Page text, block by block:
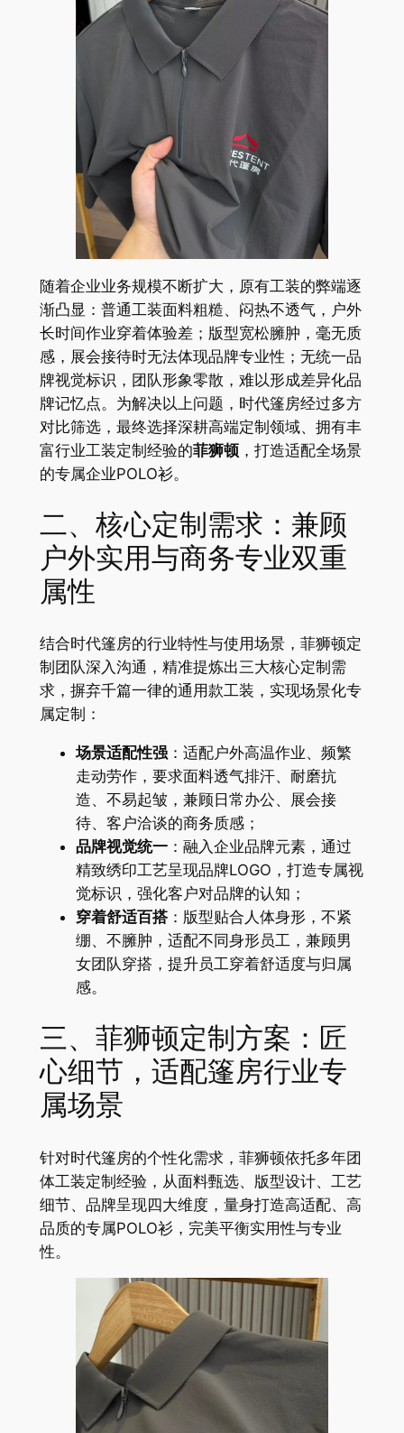
随着企业业务规模不断扩大，原有工装的弊端逐
渐凸显：普通工装面料粗糙、闷热不透气，户外
长时间作业穿着体验差；版型宽松臃肿，毫无质
感，展会接待时无法体现品牌专业性；无统一品
牌视觉标识，团队形象零散，难以形成差异化品
牌记忆点。为解决以上问题，时代篷房经过多方
对比筛选，最终选择深耕高端定制领域、拥有丰
富行业工装定制经验的菲狮顿，打造适配全场景
的专属企业POLO衫。
二、核心定制需求：兼顾
户外实用与商务专业双重
属性
结合时代篷房的行业特性与使用场景，菲狮顿定
制团队深入沟通，精准提炼出三大核心定制需
求，摒弃千篇一律的通用款工装，实现场景化专
属定制：
场景适配性强：适配户外高温作业、频繁
走动劳作，要求面料透气排汗、耐磨抗
造、不易起皱，兼顾日常办公、展会接
待、客户洽谈的商务质感；
品牌视觉统一：融入企业品牌元素，通过
精致绣印工艺呈现品牌LOGO，打造专属视
觉标识，强化客户对品牌的认知；
穿着舒适百搭：版型贴合人体身形，不紧
绷、不臃肿，适配不同身形员工，兼顾男
女团队穿搭，提升员工穿着舒适度与归属
感。
三、菲狮顿定制方案：匠
心细节，适配篷房行业专
属场景
针对时代篷房的个性化需求，菲狮顿依托多年团
体工装定制经验，从面料甄选、版型设计、工艺
细节、品牌呈现四大维度，量身打造高适配、高
品质的专属POLO衫，完美平衡实用性与专业
性。